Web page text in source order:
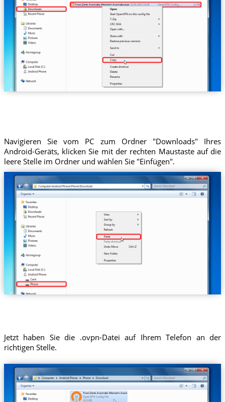
Trust.Zone-Australia-Western-Australia.ovpn
Navigieren Sie vom PC zum Ordner "Downloads" Ihres
Android-Geräts, klicken Sie mit der rechten Maustaste auf die
leere Stelle im Ordner und wählen Sie "Einfügen".
Jetzt haben Sie die .ovpn-Datei auf Ihrem Telefon an der
richtigen Stelle.
Trust.Zone-Australia-Western-Australia.ovpn